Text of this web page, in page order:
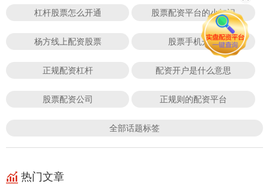
杠杆股票怎么开通 股票配资平台的小知识
杨方线上配资股票 股票手机开户
正规配资杠杆 配资开户是什么意思
股票配资公司 正规则的配资平台
全部话题标签
热门文章